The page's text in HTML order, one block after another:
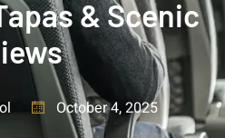
& Scenic
October 4, 2025